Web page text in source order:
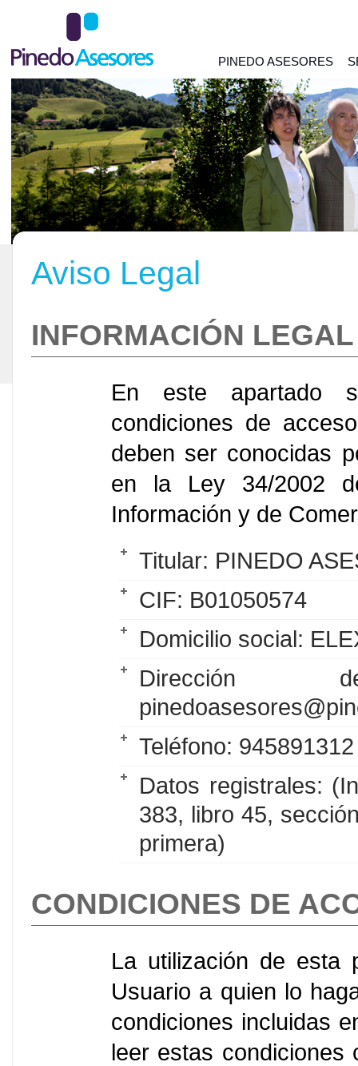
PINEDO ASESORES
Aviso Legal
INFORMACIÓN LEGAL
En este apartado
condiciones de
deben ser conocidas
en la Ley 34/2002
Información y de
Titular: PINEDO
CIF: B01050574
Domicilio social:
Dirección
Teléfono: 945891312
Datos registrales:
383, libro 45,
primera)
CONDICIONES DE
La utilización de esta
Usuario a quien lo
condiciones incluidas
leer estas